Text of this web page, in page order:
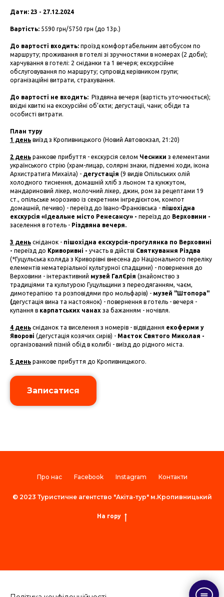
Дати: 23 - 27.12.2024
Вартість: 5590 грн/5750 грн (до 13р.)
До вартості входить: проїзд комфортабельним автобусом по
маршруту; проживання в готелі зі зручностями в номерах (2 доби);
харчування в готелі: 2 сніданки та 1 вечеря; екскурсійне
обслуговування по маршруту; супровід керівником групи;
організаційні витрати, страхування.
До вартості не входить: Різдвяна вечеря (вартість уточнюється);
вхідні квиткі на екскурсійні об’єкти; дегустації, чани; обіди та
особисті витрати.
План туру
1 день виїзд з Кропивницького (Новий Автовокзал, 21:20)
2 день ранкове прибуття - екскурсія селом Чесники з елементами
українського стрію (храм-лицар, солярні знаки, підземні ходи, ікона
Архистратига Михаїла) - дегустація (9 видів Опільських олій
холодного тиснення, домашній хліб з льоном та кунжутом,
мандариновий лікер, молочний лікер, джин, ром за рецептами 19
ст., опільське морозиво із секретним інгредієнтом, компот
домашній, печиво) - переїзд до Івано-Франківська - пішохідна
екскурсія «Ідеальне місто Ренесансу» - переїзд до Верховини -
заселення в готель - Різдвяна вечеря.
3 день сніданок - пішохідна екскурсія-прогулянка по Верховині
- переїзд до Криворивні - участь в дійстві Святкування Різдва
(*Гуцульська коляда з Криворівні внесена до Національного переліку
елементів нематеріальної культурної спадщини) - повернення до
Верховини - інтерактивний музей ГалЄрія (знайомство з
традиціями та культурою Гуцульщини з переодяганням, чаєм,
димотерапією та розповідями про мольфарів) - музей "Штопора"
(дегустація вина та настоянок) - повернення в готель - вечеря -
купання в карпатських чанах за бажанням - ночівля.
4 день сніданок та виселення з номерів - відвідання екоферми у
Яворові (дегустація козячих сирів) - Маєток Святого Миколая -
організований пізній обід в колибі - виїзд до рідного міста.
5 день ранкове прибуття до Кропивницького.
Записатися
Про нас Facebook Instagram Контакти
© 2023 Туристичне агентство "Акіта-тур" м.Кропивницький
На гору